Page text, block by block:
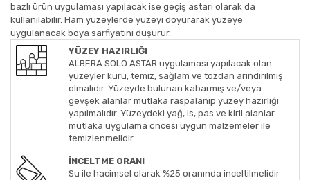
bazlı ürün uygulaması yapılacak ise geçiş astarı olarak da
kullanılabilir. Ham yüzeylerde yüzeyi doyurarak yüzeye
uygulanacak boya sarfiyatını düşürür.
YÜZEY HAZIRLIĞI
ALBERA SOLO ASTAR uygulaması yapılacak olan
yüzeyler kuru, temiz, sağlam ve tozdan arındırılmış
olmalıdır. Yüzeyde bulunan kabarmış ve/veya
gevşek alanlar mutlaka raspalanıp yüzey hazırlığı
yapılmalıdır. Yüzeydeki yağ, is, pas ve kirli alanlar
mutlaka uygulama öncesi uygun malzemeler ile
temizlenmelidir.
İNCELTME ORANI
Su ile hacimsel olarak %25 oranında inceltilmelidir